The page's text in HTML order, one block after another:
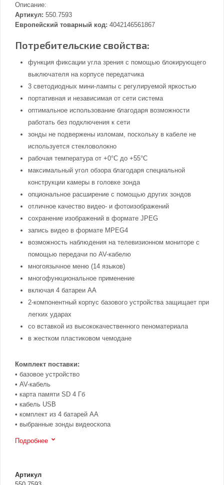
Описание:
Артикул: 550.7593
Европейский товарный код: 4042146561867
Потребительские свойства:
функция фиксации угла зрения с помощью блокирующего
выключателя на корпусе передатчика
3 светодиодных мини-лампы с регулируемой яркостью
портативная и независимая от сети система
оптимальное использование благодаря возможности
работать без подключения к сети
зонды не подвержены изломам, поскольку в кабеле не
используется стекловолокно
рабочая температура от +0°C до +55°C
максимальный угол обзора благодаря специальной
конструкции камеры в головке зонда
опциональное расширение с помощью других зондов
отличное качество видео- и фотоизображений
сохранение изображений в формате JPEG
запись видео в формате MPEG4
возможность наблюдения на телевизионном мониторе с
помощью передачи по AV-кабелю
многоязычное меню (14 языков)
многофункциональное применение
включая 4 батареи АА
2-компонентный корпус базового устройства защищает при
легких ударах
со вставкой из высококачественного пеноматериала
в жестком пластиковом чемодане
Комплект поставки:
• базовое устройство
• AV-кабель
• карта памяти SD 4 Гб
• кабель USB
• комплект из 4 батарей AA
• выбранные зонды видеоскопа
Подробнее
Артикул